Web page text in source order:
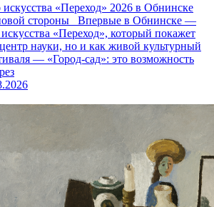
«Переход» 2026 в Обнинске
стороны Впервые в Обнинске —
«Переход», который покажет
науки, но и как живой культурный
— «Город‑сад»: это возможность